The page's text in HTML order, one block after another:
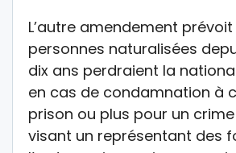
L’autre amendement
personnes naturalisées
dix ans perdraient la
en cas de condamnation à
prison ou plus pour un
visant un représentant des